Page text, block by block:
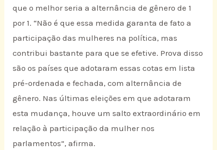
que o melhor seria a alternância de gênero de 1
por 1. “Não é que essa medida garanta de fato a
participação das mulheres na política, mas
contribui bastante para que se efetive. Prova disso
são os países que adotaram essas cotas em lista
pré-ordenada e fechada, com alternância de
gênero. Nas últimas eleições em que adotaram
esta mudança, houve um salto extraordinário em
relação à participação da mulher nos
parlamentos”, afirma.